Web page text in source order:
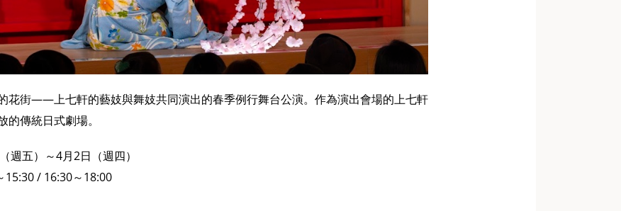
花街——上七軒的藝妓與舞妓共同演出的春季例行舞台公演。作為演出會場的上七軒
傳統日式劇場。
週五）～4月2日（週四）
15:30 / 16:30～18:00